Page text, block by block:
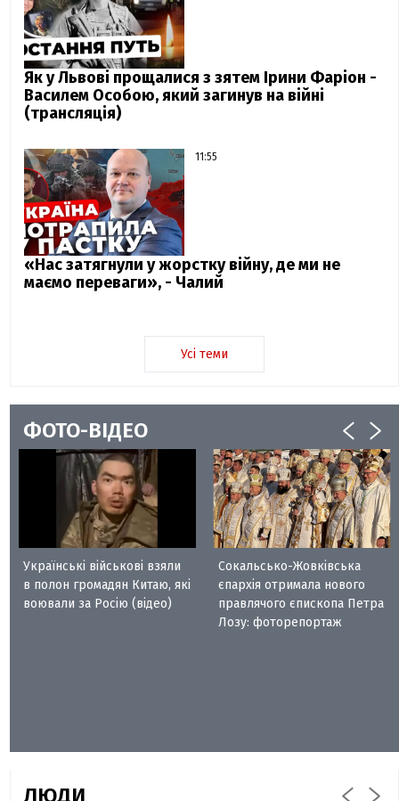
Як у Львові прощалися з зятем Ірини Фаріон -
Василем Особою, який загинув на війні
(трансляція)
11:55
«Нас затягнули у жорстку війну, де ми не
маємо переваги», - Чалий
Усі теми
ФОТО-ВІДЕО
Українські військові взяли
в полон громадян Китаю, які
воювали за Росію (відео)
Сокальсько-Жовківська
єпархія отримала нового
правлячого єпископа Петра
Лозу: фоторепортаж
ЛЮДИ